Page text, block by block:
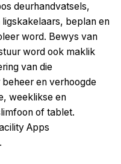
deurhandvatsels,
beplan en
word. Bewys van
word ook maklik
van die
en verhoogde
weeklikse en
of tablet.
Apps